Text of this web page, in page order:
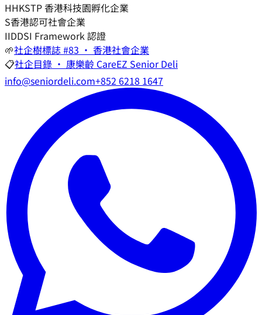
HHKSTP 香港科技園孵化企業
S香港認可社會企業
IIDDSI Framework 認證
🌱社企樹標誌 #83 · 香港社會企業
📋社企目錄 · 康樂齡 CareEZ Senior Deli
info@seniordeli.com+852 6218 1647